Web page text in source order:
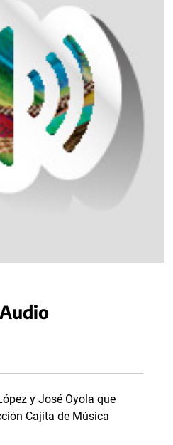
y José Oyola que
Cajita de Música